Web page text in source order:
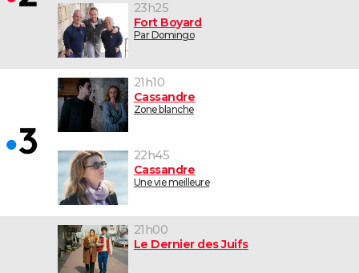
23h25
Fort Boyard
Par Domingo
21h10
Cassandre
Zone blanche
22h45
Cassandre
Une vie meilleure
21h00
Le Dernier des Juifs